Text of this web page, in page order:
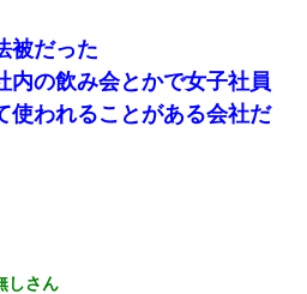
被だった
内の飲み会とかで女子社員
使われることがある会社だ
しさん